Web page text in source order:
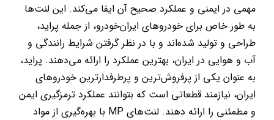
مهمی در ایمنی و عملکرد صحیح آن ایفا می‌کند. این لنت‌ها
به طور خاص برای خودروهای ایران‌خودرو، از جمله پراید،
طراحی و تولید شده‌اند و با در نظر گرفتن شرایط رانندگی و
آب و هوایی در ایران، بهترین عملکرد را ارائه می‌دهند. پراید،
به عنوان یکی از پرفروش‌ترین و پرطرفدارترین خودروهای
ایران، نیازمند قطعاتی است که بتوانند عملکرد ترمزگیری ایمن
و مطمئنی را ارائه دهند. لنت‌های MP با بهره‌گیری از مواد